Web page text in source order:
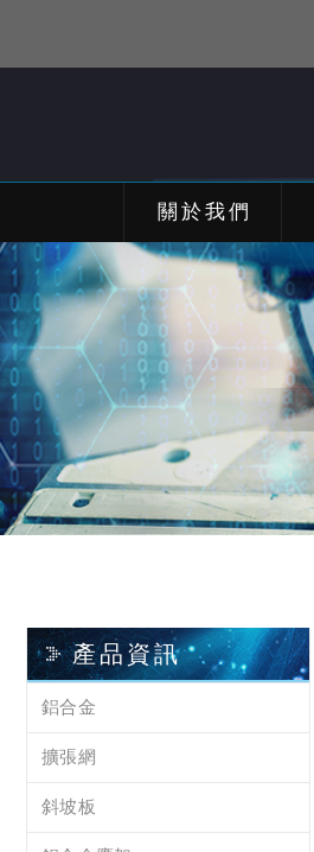
關於我們
產品資訊
鋁合金
擴張網
斜坡板